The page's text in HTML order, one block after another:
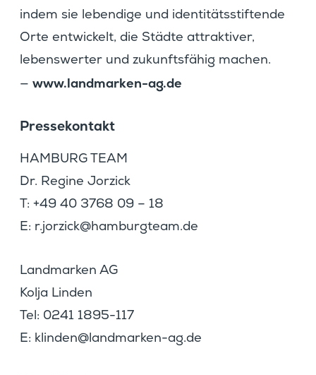
Presse­kon­takt
HAMBURG TEAM
Dr. Regine Jorzick
T: +49 40 3768 09 – 18
E:
ed.ma
etgru
bmah@
kcizr
oj.r
Landmarken AG
Kolja Linden
Tel: 0241 1895-117
E:
ed.ga
-nekr
amdna
l@ned
nilk
indem sie leben­dige und identi­täts­stif­tende
Orte entwi­ckelt, die Städte attrak­tiver,
lebens­werter und zukunfts­fähig machen.
— www.landmarken-ag.de